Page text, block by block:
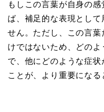
もしこの言葉が自身の
ば、補足的な表現として
せん。ただし、この言
けではないため、どの
で、他にどのような症
ことが、より重要になる